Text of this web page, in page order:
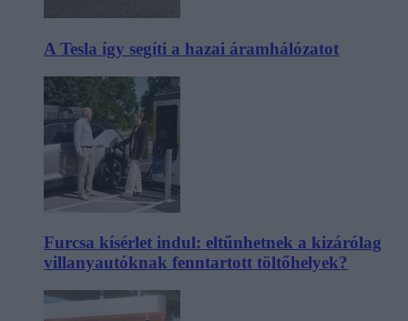
A Tesla így segíti a hazai áramhálózatot
Furcsa kísérlet indul: eltűnhetnek a kizárólag
villanyautóknak fenntartott töltőhelyek?